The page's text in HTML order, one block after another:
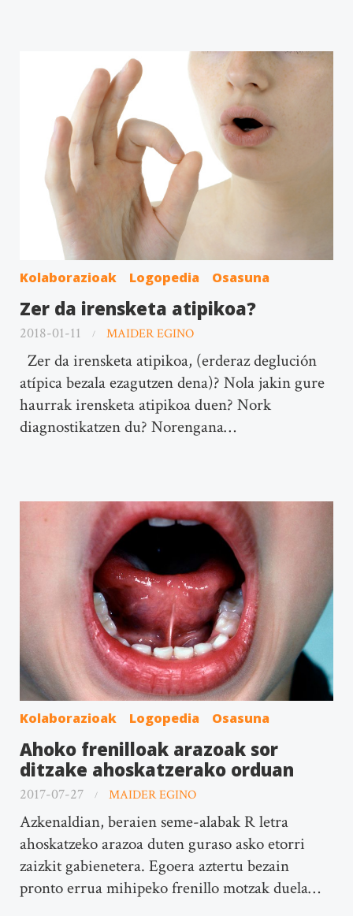
Kolaborazioak Logopedia Osasuna
Zer da irensketa atipikoa?
2018-01-11 MAIDER EGINO
Zer da irensketa atipikoa, (erderaz deglución
atípica bezala ezagutzen dena)? Nola jakin gure
haurrak irensketa atipikoa duen? Nork
diagnostikatzen du? Norengana…
Kolaborazioak Logopedia Osasuna
Ahoko frenilloak arazoak sor
ditzake ahoskatzerako orduan
2017-07-27 MAIDER EGINO
Azkenaldian, beraien seme-alabak R letra
ahoskatzeko arazoa duten guraso asko etorri
zaizkit gabienetera. Egoera aztertu bezain
pronto errua mihipeko frenillo motzak duela…